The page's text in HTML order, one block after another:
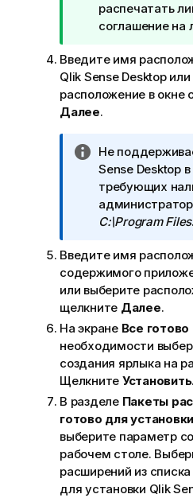
р
и
е
ч
а
н
е
к
п
о
д
к
а
з
к
е
распечатать
соглашение на
Введите имя
Qlik Sense Desktopили
расположение в окне
Далее.
П
р
и
м
е
а
н
и
е
к
и
н
ф
о
р
м
а
ц
и
Не
Sense Desktopв
требующих
C:\Program Files.
Введите имя
содержимого
или выберите
щелкните Далее.
На экране Все
необходимости
создания ярлыка на
Щелкните Установить.
В разделе Пакеты
готово для установки
выберите параметр
рабочем столе.
расширений из
для установки Qlik